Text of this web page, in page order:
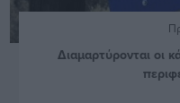
Διαμαρτύρονται οι